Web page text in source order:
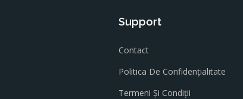
Support
Contact
Politica De Confidențialitate
Termeni Și Condiții